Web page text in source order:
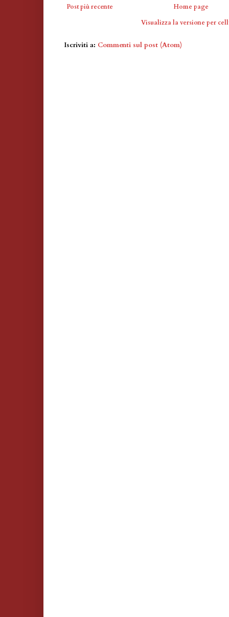
Post più recente
Home page
Visualizza la versione per
Iscriviti a: Commenti sul post (Atom)